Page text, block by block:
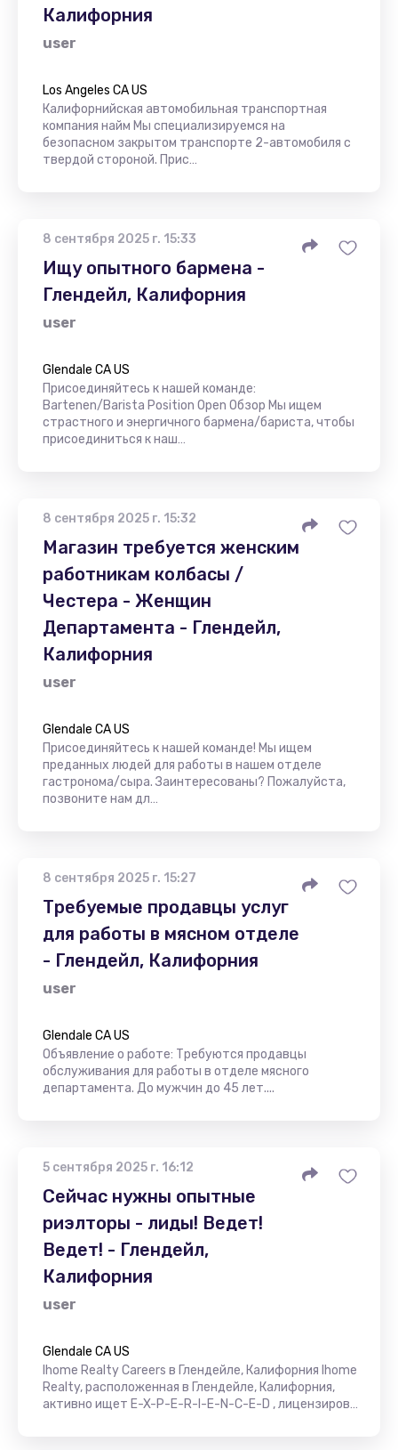
Калифорния
user
Los Angeles CA US
Калифорнийская автомобильная транспортная
компания найм Мы специализируемся на
безопасном закрытом транспорте 2-автомобиля с
твердой стороной. Прис…
8 сентября 2025 г. 15:33
Ищу опытного бармена -
Глендейл, Калифорния
user
Glendale CA US
Присоединяйтесь к нашей команде:
Bartenen/Barista Position Open Обзор Мы ищем
страстного и энергичного бармена/бариста, чтобы
присоединиться к наш…
8 сентября 2025 г. 15:32
Магазин требуется женским
работникам колбасы /
Честера - Женщин
Департамента - Глендейл,
Калифорния
user
Glendale CA US
Присоединяйтесь к нашей команде! Мы ищем
преданных людей для работы в нашем отделе
гастронома/сыра. Заинтересованы? Пожалуйста,
позвоните нам дл…
8 сентября 2025 г. 15:27
Требуемые продавцы услуг
для работы в мясном отделе
- Глендейл, Калифорния
user
Glendale CA US
Объявление о работе: Требуются продавцы
обслуживания для работы в отделе мясного
департамента. До мужчин до 45 лет....
5 сентября 2025 г. 16:12
Сейчас нужны опытные
риэлторы - лиды! Ведет!
Ведет! - Глендейл,
Калифорния
user
Glendale CA US
Ihome Realty Careers в Глендейле, Калифорния Ihome
Realty, расположенная в Глендейле, Калифорния,
активно ищет E-X-P-E-R-I-E-N-C-E-D , лицензиров…